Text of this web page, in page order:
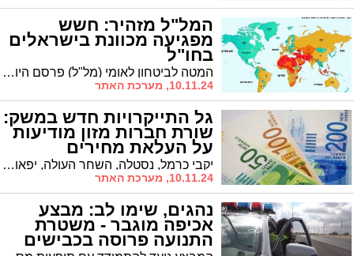
המל"ל מזהיר: חשש
מפגיעה מכוונת בישראלים
בחו"ל
המטה לביטחון לאומי (מל"ל) פרסם היום (ראשון) אזהרה חמורה לישראלים השוהים בחו"ל, על רקע התגברות האיומים מצד פעילים פרו-פלסטינים ותומכי טרור
10.11.24, מערכת האתר
גל התייקרויות חדש במשק:
שורת חברות מזון מודיעות
על העלאת מחירים
יקבי כרמל, נסטלה, השחר העולה, יפאורה ומי עדן מצטרפות לגל התייקרויות חדש במשק הישראלי.
10.11.24, מערכת האתר
נהגים, שימו לב: מבצע
אכיפה מוגבר - משטרת
התנועה פרוסה בכבישים